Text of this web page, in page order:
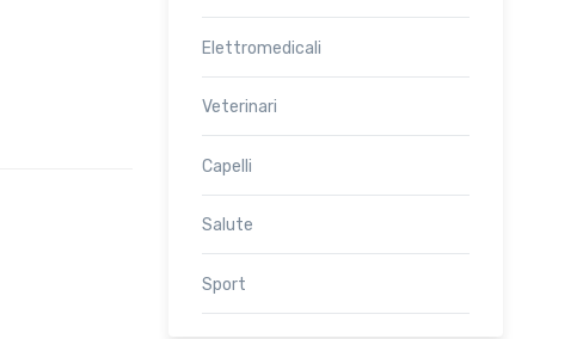
Elettromedicali
Veterinari
Capelli
Salute
Sport